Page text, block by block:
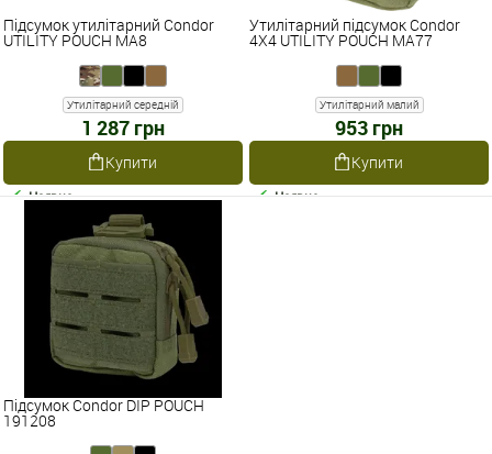
Підсумок утилітарний Condor
UTILITY POUCH MA8
Утилітарний середній
1 287 грн
Купити
Наявне
Утилітарний підсумок Condor
4X4 UTILITY POUCH MA77
Утилітарний малий
953 грн
Купити
Наявне
Підсумок Condor DIP POUCH
191208